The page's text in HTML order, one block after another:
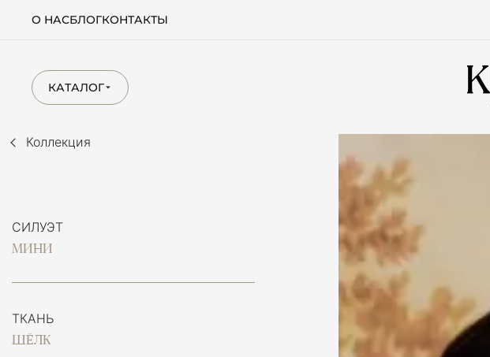
О НАСБЛОГКОНТАКТЫ
КАТАЛОГ
Коллекция
СИЛУЭТ
МИНИ
ТКАНЬ
ШЁЛК